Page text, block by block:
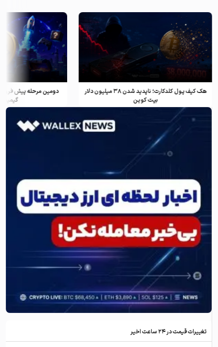
هک کیف پول کلدکارت؛ ناپدید شدن ۳۸ میلیون دلار
بیت کوین
دومین مرحله پیش
تغییرات قیمت در ۲۴ ساعت اخیر